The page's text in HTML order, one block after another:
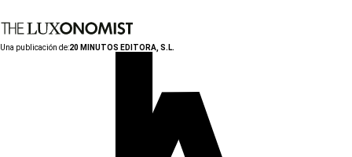
Una publicación de:20 MINUTOS EDITORA, S.L.